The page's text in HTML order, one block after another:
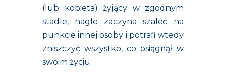
(lub kobieta) żyjący w zgodnym
stadle, nagle zaczyna szaleć na
punkcie innej osoby i potrafi wtedy
zniszczyć wszystko, co osiągnął w
swoim życiu.